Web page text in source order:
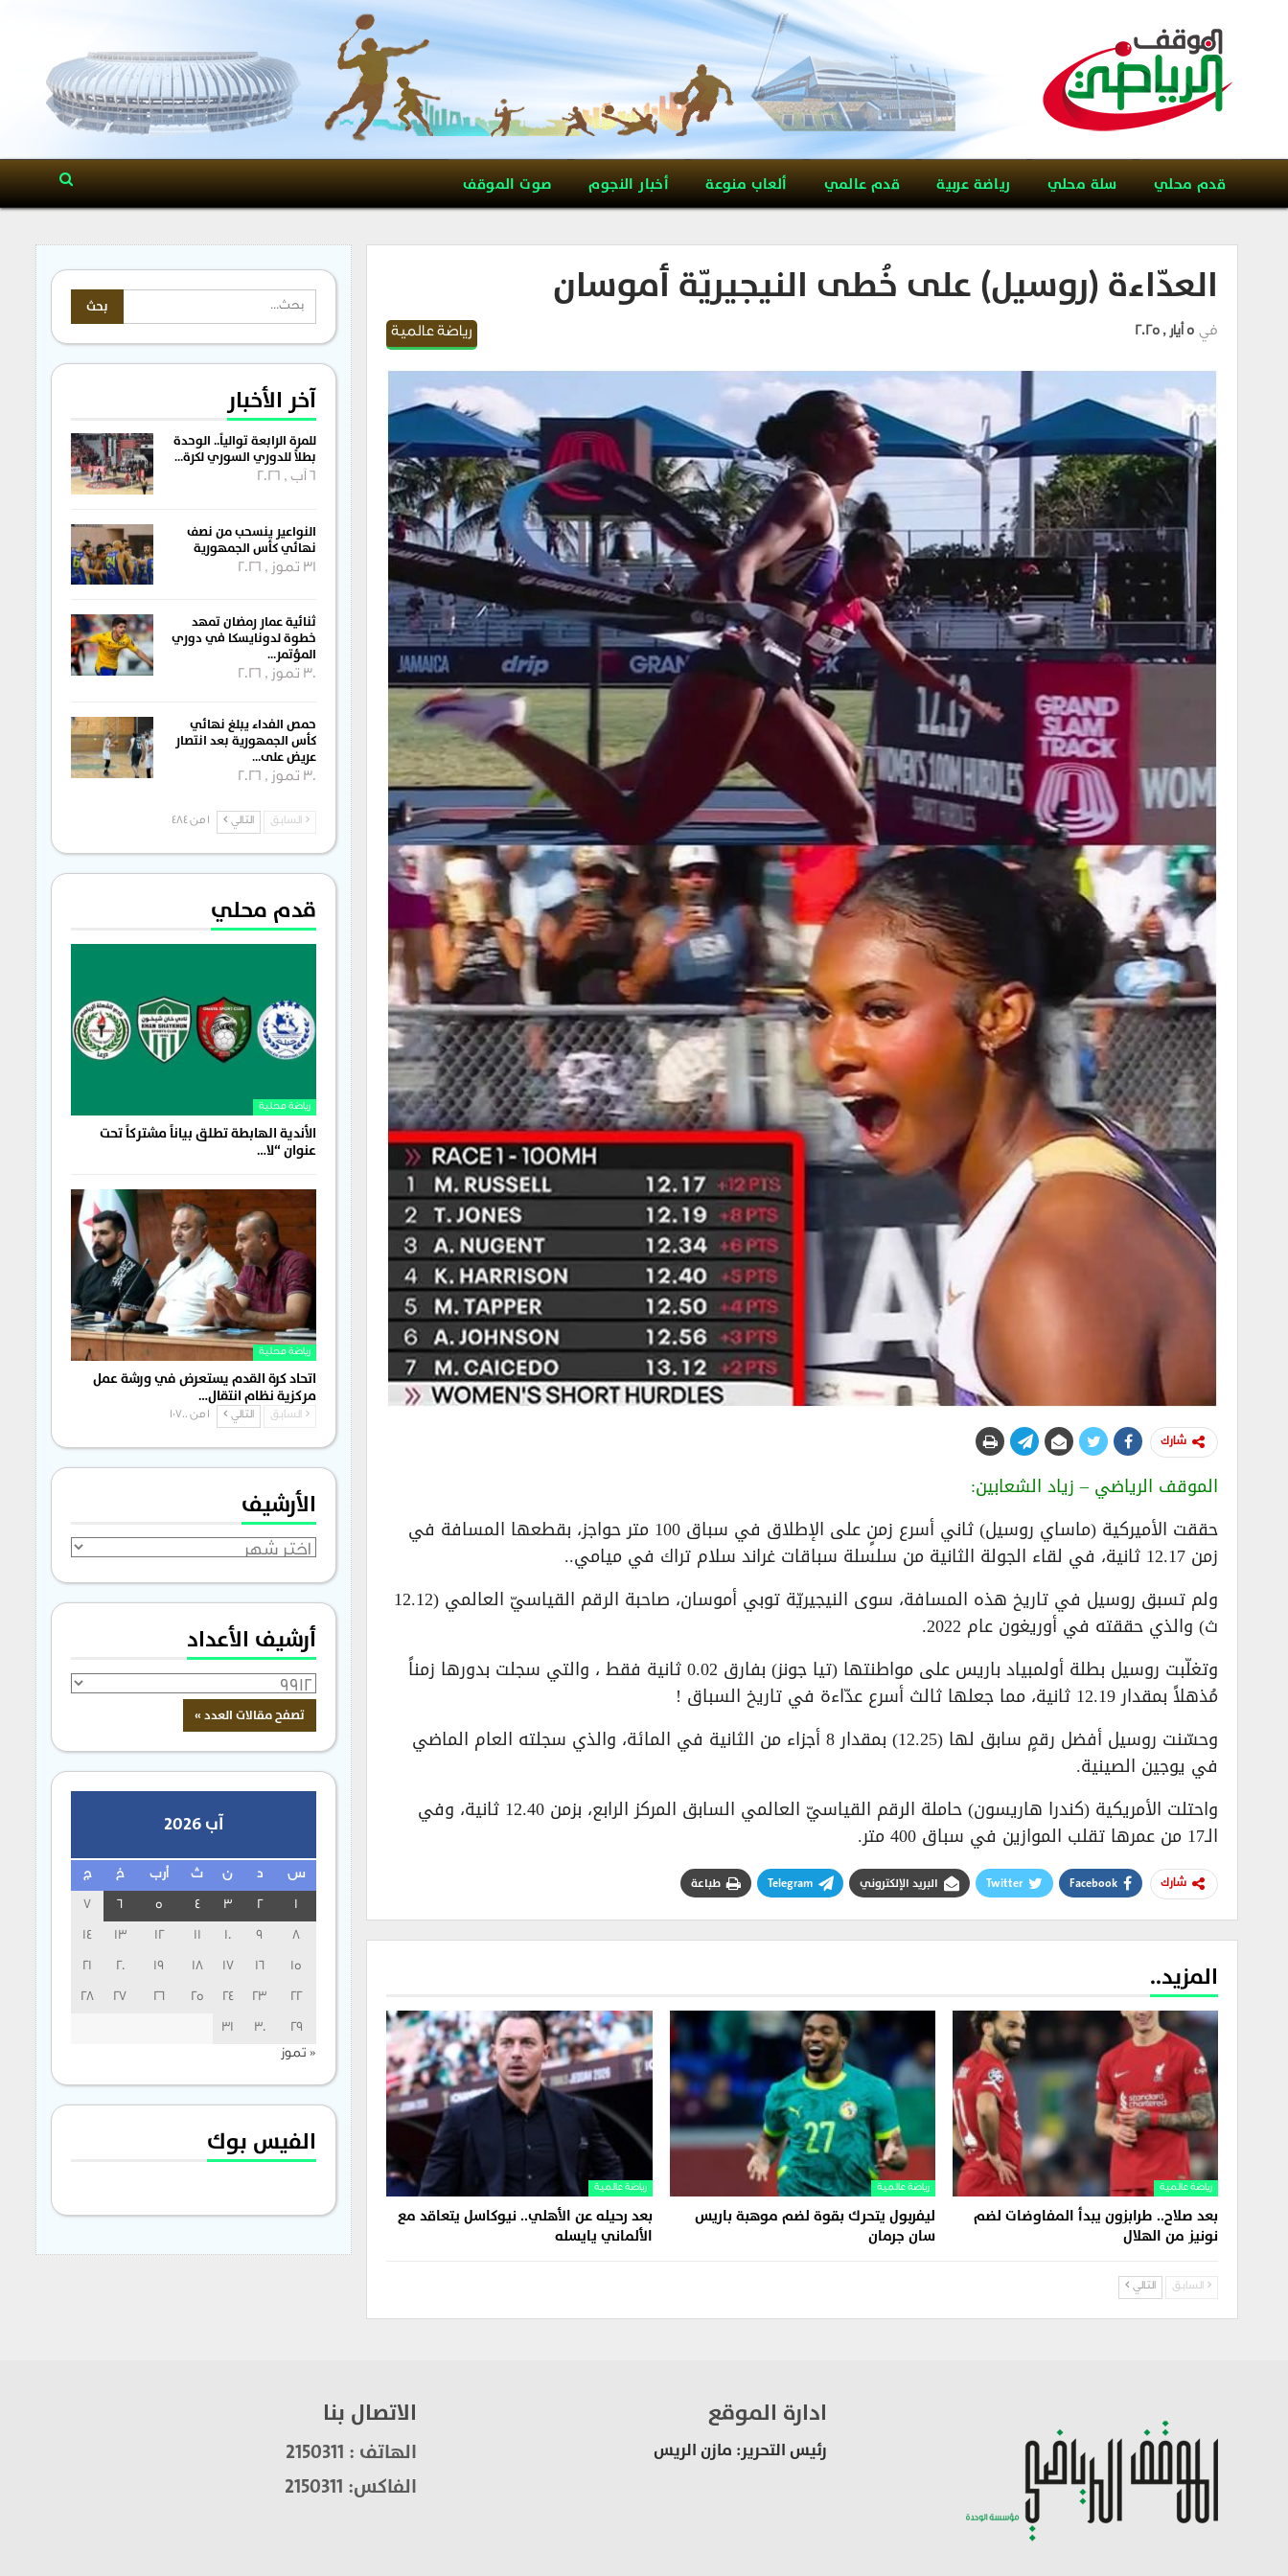
قدم محلي سلة محلي رياضة عربية قدم عالمي ألعاب منوعة أخبار النجوم صوت الموقف
العدّاءة (روسيل) على خُطى النيجيريّة أموسان
رياضة عالمية في 5 أيار , 2025
شارك
الموقف الرياضي – زياد الشعابين:
حققت الأميركية (ماساي روسيل) ثاني أسرع زمنٍ على الإطلاق في سباق 100 متر حواجز، بقطعها المسافة في
زمن 12.17 ثانية، في لقاء الجولة الثانية من سلسلة سباقات غراند سلام تراك في ميامي..
ولم تسبق روسيل في تاريخ هذه المسافة، سوى النيجيريّة توبي أموسان، صاحبة الرقم القياسيّ العالمي (12.12
ث) والذي حققته في أوريغون عام 2022.
وتغلّبت روسيل بطلة أولمبياد باريس على مواطنتها (تيا جونز) بفارق 0.02 ثانية فقط ، والتي سجلت بدورها زمناً
مُذهلاً بمقدار 12.19 ثانية، مما جعلها ثالث أسرع عدّاءة في تاريخ السباق !
وحسّنت روسيل أفضل رقمٍ سابق لها (12.25) بمقدار 8 أجزاء من الثانية في المائة، والذي سجلته العام الماضي
في يوجين الصينية.
واحتلت الأمريكية (كندرا هاريسون) حاملة الرقم القياسيّ العالمي السابق المركز الرابع، بزمن 12.40 ثانية، وفي
الـ17 من عمرها تقلب الموازين في سباق 400 متر.
شارك Facebook
Twitter البريد الإلكتروني Telegram طباعة
المزيد..
رياضة عالمية
بعد صلاح.. طرابزون يبدأ المفاوضات لضم
نونيز من الهلال
رياضة عالمية
ليفربول يتحرك بقوة لضم موهبة باريس
سان جرمان
رياضة عالمية
بعد رحيله عن الأهلي.. نيوكاسل يتعاقد مع
الألماني يايسله
السابق التالي
آخر الأخبار
للمرة الرابعة توالياً.. الوحدة
بطلاً للدوري السوري لكرة…
6 آب , 2026
النواعير ينسحب من نصف
نهائي كأس الجمهورية
31 تموز , 2026
ثنائية عمار رمضان تمهد
خطوة لدونايسكا في دوري
المؤتمر…
30 تموز , 2026
حمص الفداء يبلغ نهائي
كأس الجمهورية بعد انتصار
عريض على…
30 تموز , 2026
السابق التالي 1 من 484
قدم محلي
رياضة محلية
الأندية الهابطة تطلق بياناً مشتركاً تحت
عنوان “لا…
رياضة محلية
اتحاد كرة القدم يستعرض في ورشة عمل
مركزية نظام انتقال…
السابق التالي 1 من 1٬700
الأرشيف
الأرشيف
أرشيف الأعداد
آب 2026
س د ن ث أرب خ ج
1
2
3
4
5
6
7
8
9
10
11
12
13
14
15
16
17
18
19
20
21
22
23
24
25
26
27
28
29
30
31
« تموز
الفيس بوك
ادارة الموقع
رئيس التحرير: مازن الريس
الاتصال بنا
الهاتف : 2150311
الفاكس: 2150311